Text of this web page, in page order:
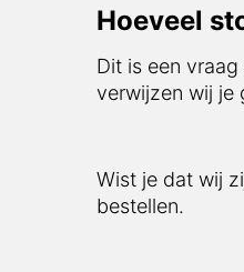
Hoeveel
Dit is een
verwijzen wij je
Wist je dat wij